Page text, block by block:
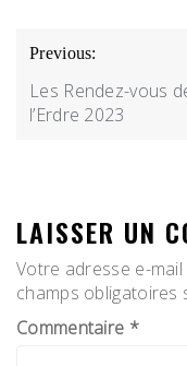
NAVIGATION
DE
L’ARTICLE
Previous:
Les Rendez-vous
l’Erdre 2023
LAISSER UN
Votre adresse e-
champs obligatoires
Commentaire *